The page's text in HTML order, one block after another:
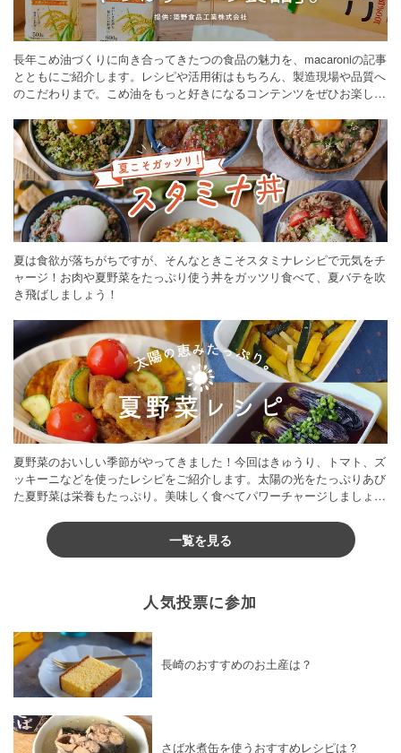
長年こめ油づくりに向き合ってきたつの食品の魅力を、macaroniの記事
とともにご紹介します。レシピや活用術はもちろん、製造現場や品質へ
のこだわりまで。こめ油をもっと好きになるコンテンツをぜひお楽しみ
夏は食欲が落ちがちですが、そんなときこそスタミナレシピで元気をチ
ャージ！お肉や夏野菜をたっぷり使う丼をガッツリ食べて、夏バテを吹
き飛ばしましょう！
夏野菜のおいしい季節がやってきました！今回はきゅうり、トマト、ズ
ッキーニなどを使ったレシピをご紹介します。太陽の光をたっぷりあび
た夏野菜は栄養もたっぷり。美味しく食べてパワーチャージしましょう
一覧を見る
人気投票に参加
長崎のおすすめのお土産は？
さば水煮缶を使うおすすめレシピは？